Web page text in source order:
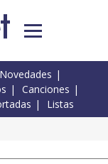
Novedades
Canciones
Listas